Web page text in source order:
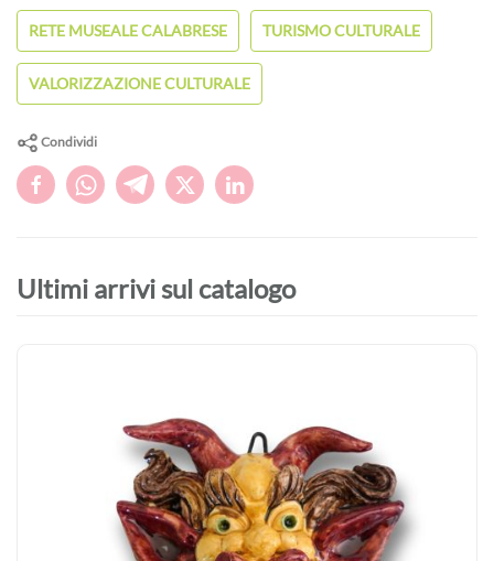
RETE MUSEALE CALABRESE TURISMO CULTURALE
VALORIZZAZIONE CULTURALE
Condividi
Ultimi arrivi sul catalogo